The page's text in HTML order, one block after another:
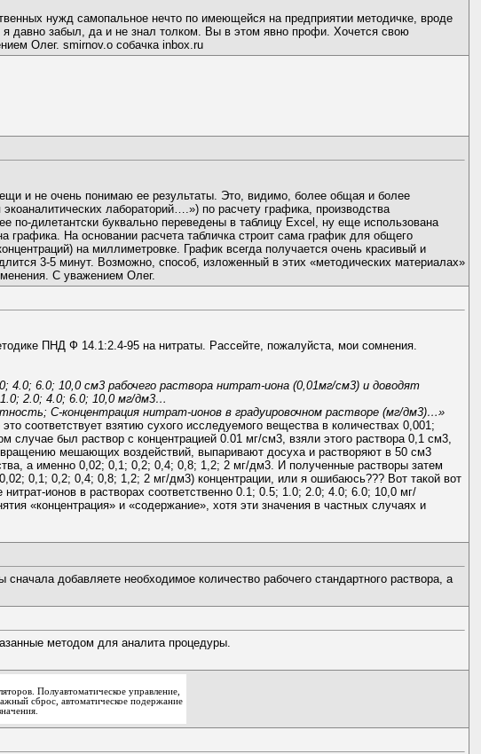
нужд самопальное нечто по имеющейся на предприятии методичке, вроде
я давно забыл, да и не знал толком. Вы в этом явно профи. Хочется свою
Олег. smirnov.o собачка inbox.ru
и не очень понимаю ее результаты. Это, видимо, более общая и более
лабораторий….») по расчету графика, производства
по-дилетантски буквально переведены в таблицу Excel, ну еще использована
На основании расчета табличка строит сама график для общего
на миллиметровке. График всегда получается очень красивый и
3-5 минут. Возможно, способ, изложенный в этих «методических материалах»
С уважением Олег.
ПНД Ф 14.1:2.4-95 на нитраты. Рассейте, пожалуйста, мои сомнения.
6.0; 10,0 см3 рабочего раствора нитрат-иона (0,01мг/см3) и доводят
2.0; 4.0; 6.0; 10,0 мг/дм3…
С-концентрация нитрат-ионов в градуировочном растворе (мг/дм3)…»
соответствует взятию сухого исследуемого вещества в количествах 0,001;
был раствор с концентрацией 0.01 мг/см3, взяли этого раствора 0,1 см3,
мешающих воздействий, выпаривают досуха и растворяют в 50 см3
а именно 0,02; 0,1; 0,2; 0,4; 0,8; 1,2; 2 мг/дм3. И полученные растворы затем
0,1; 0,2; 0,4; 0,8; 1,2; 2 мг/дм3) концентрации, или я ошибаюсь??? Вот такой вот
ионов в растворах соответственно 0.1; 0.5; 1.0; 2.0; 4.0; 6.0; 10,0 мг/
«концентрация» и «содержание», хотя эти значения в частных случаях и
добавляете необходимое количество рабочего стандартного раствора, а
методом для аналита процедуры.
Полуавтоматическое управление,
сброс, автоматическое подержание